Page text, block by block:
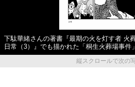
下駄華緒さんの著書『最期の火を灯す者 火
日常（3）』でも描かれた「桐生火葬場事
縦スクロールで次の